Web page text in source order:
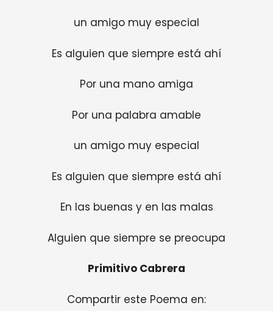
un amigo muy especial
Es alguien que siempre está ahí
Por una mano amiga
Por una palabra amable
un amigo muy especial
Es alguien que siempre está ahí
En las buenas y en las malas
Alguien que siempre se preocupa
Primitivo Cabrera
Compartir este Poema en: